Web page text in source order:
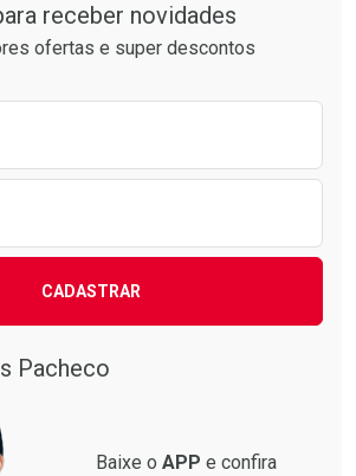
receber novidades
ofertas e super descontos
CADASTRAR
Pacheco
Baixe o APP e confira